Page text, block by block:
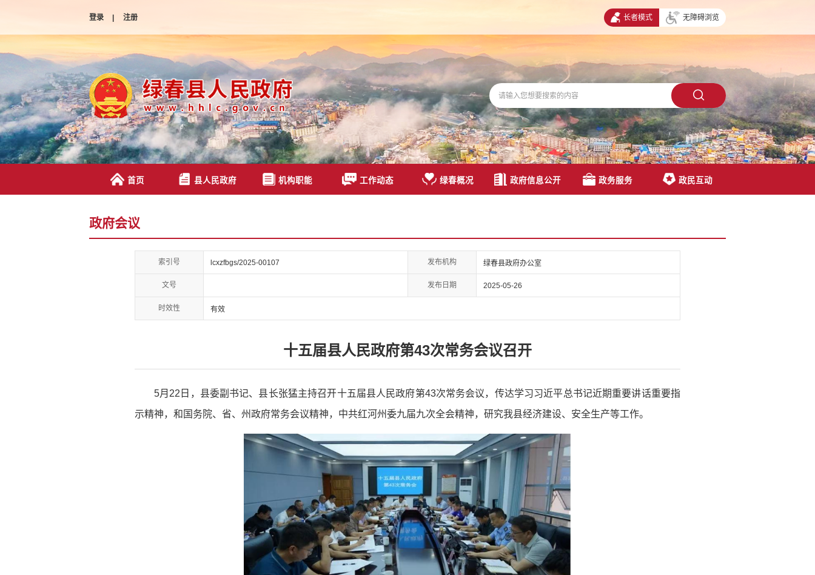
登录 | 注册 长者模式 无障碍浏览
首页 县人民政府 机构职能 工作动态 绿春概况 政府信息公开 政务服务 政民互动
政府会议
索引号 lcxzfbgs/2025-00107 发布机构 绿春县政府办公室
文号 发布日期 2025-05-26
时效性 有效
十五届县人民政府第43次常务会议召开
5月22日，县委副书记、县长张猛主持召开十五届县人民政府第43次常务会议，传达学习习近平总书记近期重要讲话重要指
示精神，和国务院、省、州政府常务会议精神，中共红河州委九届九次全会精神，研究我县经济建设、安全生产等工作。